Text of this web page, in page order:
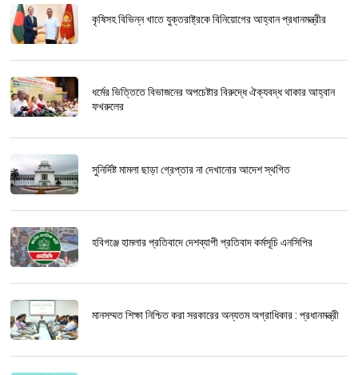
কৃষিসহ বিভিন্ন খাতে যুক্তরাষ্ট্রকে বিনিয়োগের আহ্বান প্রধানমন্ত্রীর
ধর্মের ভিত্তিতে বিভাজনের অপচেষ্টার বিরুদ্ধে ঐক্যবদ্ধ থাকার আহ্বান
ফখরুলের
সুনির্দিষ্ট মামলা ছাড়া গ্রেপ্তার না দেখানোর আদেশ স্থগিত
হবিগঞ্জে হামলার প্রতিবাদে দেশব্যাপী প্রতিবাদ কর্মসূচি এনসিপির
মানসম্মত শিক্ষা নিশ্চিত করা সরকারের অন্যতম অগ্রাধিকার : প্রধানমন্ত্রী